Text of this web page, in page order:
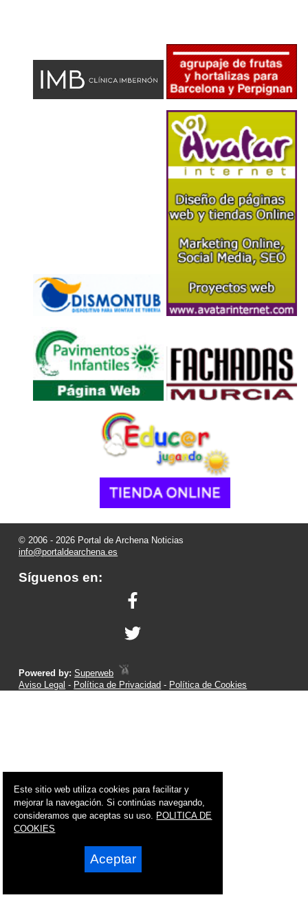
© 2006 - 2026 Portal de Archena Noticias
info@portaldearchena.es
Síguenos en:
Powered by:Superweb
Aviso Legal - Política de Privacidad - Política de Cookies
Este sitio web utiliza cookies para facilitar y
mejorar la navegación. Si continúas navegando,
consideramos que aceptas su uso. POLITICA DE
COOKIES
Aceptar